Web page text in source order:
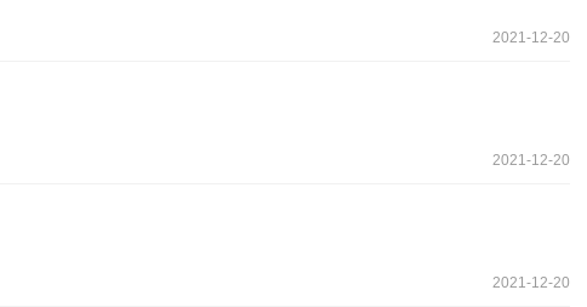
2021-12-20
2021-12-20
2021-12-20